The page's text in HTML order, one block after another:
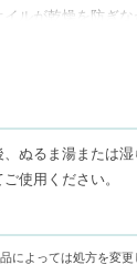
ルが乾燥を防ぎ
感肌にも心地よい
方は、ナチュラル
っとりと柔らかな
ぬるま湯または
使用ください。
によっては処方を変